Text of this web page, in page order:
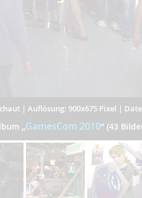
| Auflösung: 900x675 Pixel |
„GamesCom 2010” (43